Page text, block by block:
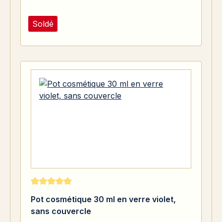
Soldé
Note moyenne de 5 sur 5 étoiles
Pot cosmétique 30 ml en verre violet,
sans couvercle